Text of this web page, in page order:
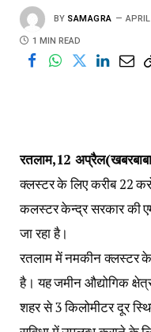
BY SAMAGRA
1 MIN READ
रतलाम,12
क्लस्टर के लिए करीब 22
कलस्टर केन्द्र सरकार की
जा रहा है।
रतलाम में नमकीन क्लस्टर
है। यह जमीन औद्योगिक
शहर से 3 किलोमीटर दूर